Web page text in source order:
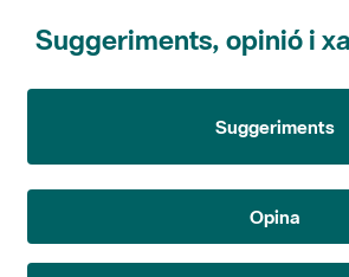
Suggeriments, opinió i
Suggeriments
Opina